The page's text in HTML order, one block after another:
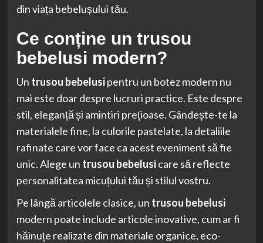
din viața bebelușului tău.
Ce conține un trusou
bebelusi modern?
Un trusou bebelusipentru un botez modern nu
mai este doar despre lucruri practice. Este despre
stil, eleganță și amintiri prețioase. Gândește-te la
materialele fine, la culorile pastelate, la detaliile
rafinate care vor face ca acest eveniment să fie
unic. Alege un trusou bebelusicare să reflecte
personalitatea micuțului tău și stilul vostru.
Pe lângă articolele clasice, un trusou bebelusi
modern poate include articole inovative, cum ar fi
hăinuțe realizate din materiale organice, eco-